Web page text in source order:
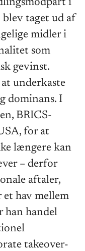
i
blev taget ud af
midler i
som
gevinst.
underkaste
dominans. I
BRICS-
for at
længere kan
– derfor
aftaler,
et hav mellem
han handel
takeover-